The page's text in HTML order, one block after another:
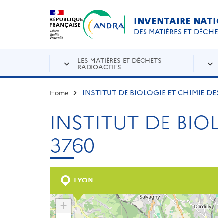
Aller au contenu principal
INVENTAIRE
DES MATIÈRES ET
LES MATIÈRES ET DÉCHETS
RADIOACTIFS
Home INSTITUT DE BIOLOGIE ET CHIMIE
INSTITUT DE
3760
LYON
+